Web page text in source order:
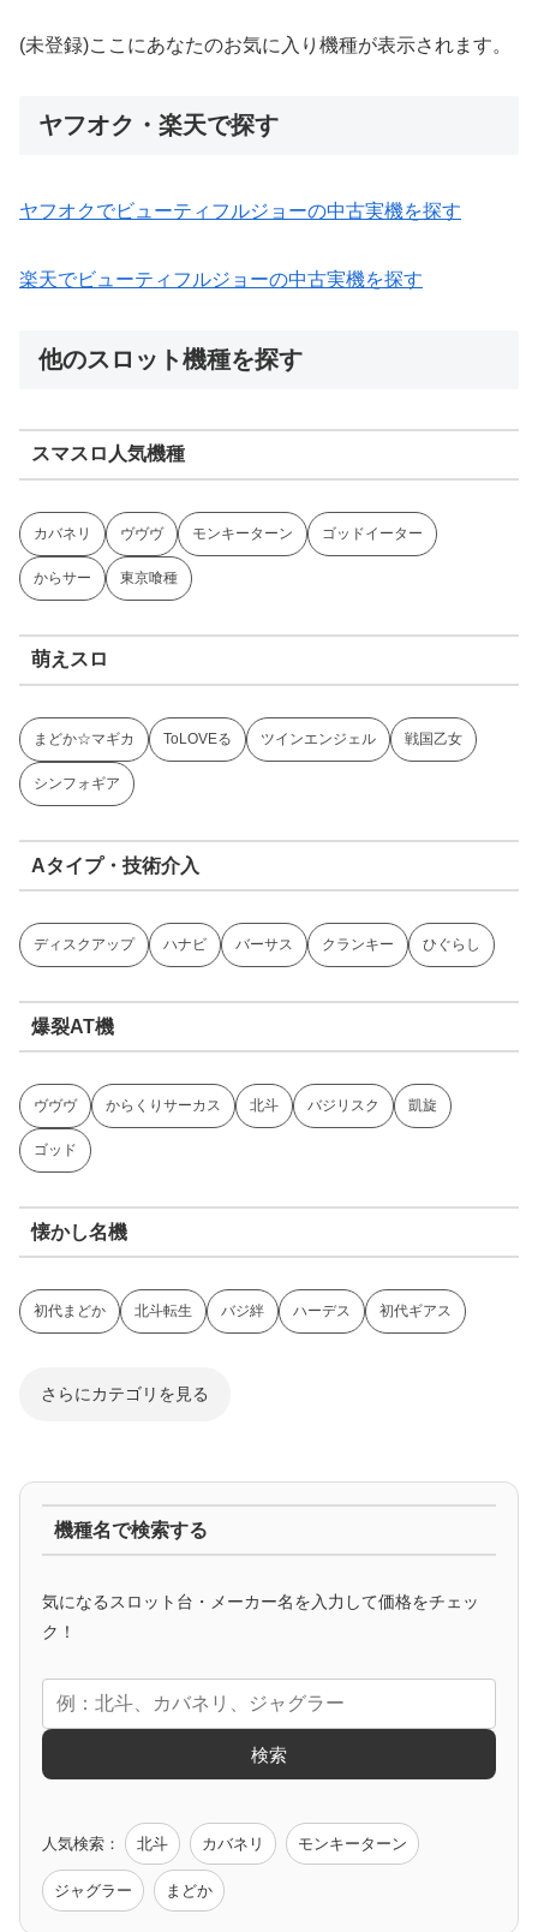
(未登録)ここにあなたのお気に入り機種が表示されます。
ヤフオク・楽天で探す
ヤフオクでビューティフルジョーの中古実機を探す
楽天でビューティフルジョーの中古実機を探す
他のスロット機種を探す
スマスロ人気機種
カバネリ ヴヴヴ モンキーターン ゴッドイーター
からサー 東京喰種
萌えスロ
まどか☆マギカ ToLOVEる ツインエンジェル 戦国乙女
シンフォギア
Aタイプ・技術介入
ディスクアップ ハナビ バーサス クランキー ひぐらし
爆裂AT機
ヴヴヴ からくりサーカス 北斗 バジリスク 凱旋
ゴッド
懐かし名機
初代まどか 北斗転生 バジ絆 ハーデス 初代ギアス
さらにカテゴリを見る
マイジャグ ファンキー アイム ゴージャグ ハッピー
アニメタイアップ
エヴァ コードギアス 化物語 炎炎ノ消防隊
モンハン バイオ ペルソナ
機種名で検索する
気になるスロット台・メーカー名を入力して価格をチェッ
ク！
検索
人気検索： 北斗 カバネリ モンキーターン
ジャグラー まどか